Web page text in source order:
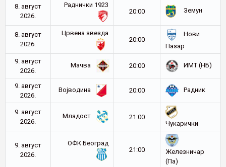
8. август
2026.
Раднички 1923
20:00
Земун
8. август
2026.
Црвена звезда
20:00
Нови
Пазар
9. август
2026.
Мачва 20:00 ИМТ (НБ)
9. август
2026.
Војводина 20:00 Радник
9. август
2026.
Младост
21:00
Чукарички
9. август
2026.
ОФК Београд
21:00
Железничар
(Па)